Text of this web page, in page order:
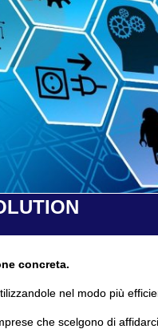
concreta.
nel modo più
che scelgono di